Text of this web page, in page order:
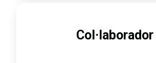
Col·laborador